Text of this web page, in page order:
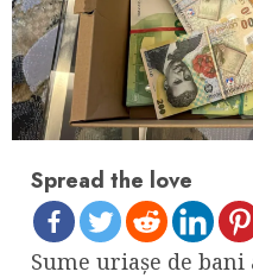
Spread the love
Sume uriașe de